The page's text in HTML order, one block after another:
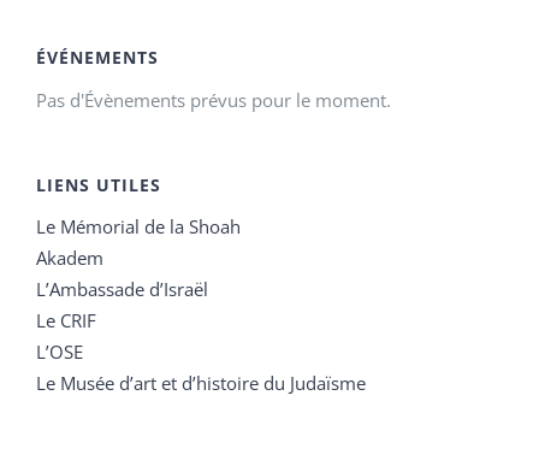
ÉVÉNEMENTS
Pas d'Évènements prévus pour le moment.
LIENS UTILES
Le Mémorial de la Shoah
Akadem
L’Ambassade d’Israël
Le CRIF
L’OSE
Le Musée d’art et d’histoire du Judaïsme